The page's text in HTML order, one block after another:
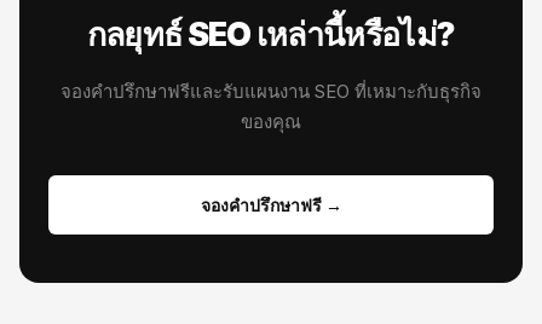
กลยุทธ์ SEO เหล่านี้หรือไม่?
จองคำปรึกษาฟรีและรับแผนงาน SEO ที่เหมาะกับธุรกิจ
ของคุณ
จองคำปรึกษาฟรี →